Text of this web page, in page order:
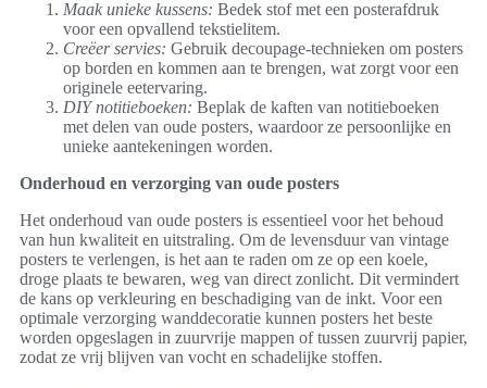
Maak unieke kussens: Bedek stof met een posterafdruk
voor een opvallend tekstielitem.
Creëer servies: Gebruik decoupage-technieken om posters
op borden en kommen aan te brengen, wat zorgt voor een
originele eetervaring.
DIY notitieboeken: Beplak de kaften van notitieboeken
met delen van oude posters, waardoor ze persoonlijke en
unieke aantekeningen worden.
Onderhoud en verzorging van oude posters
Het onderhoud van oude posters is essentieel voor het behoud
van hun kwaliteit en uitstraling. Om de levensduur van vintage
posters te verlengen, is het aan te raden om ze op een koele,
droge plaats te bewaren, weg van direct zonlicht. Dit vermindert
de kans op verkleuring en beschadiging van de inkt. Voor een
optimale verzorging wanddecoratie kunnen posters het beste
worden opgeslagen in zuurvrije mappen of tussen zuurvrij papier,
zodat ze vrij blijven van vocht en schadelijke stoffen.